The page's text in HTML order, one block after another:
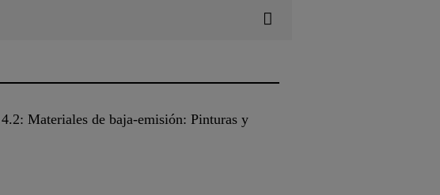
Materiales de baja-emisión: Pinturas y